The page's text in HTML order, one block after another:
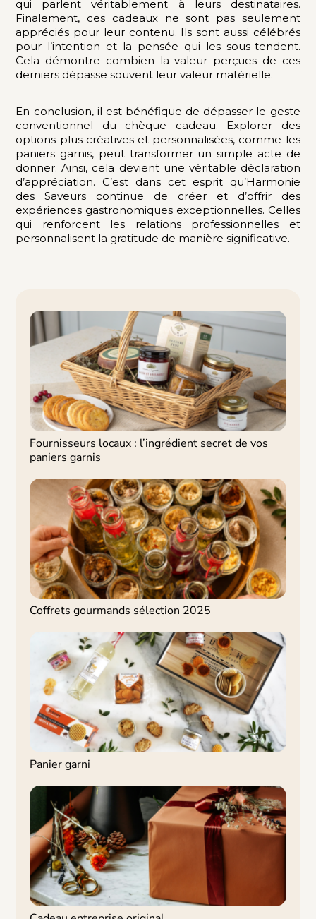
qui parlent véritablement à leurs destinataires.
Finalement, ces cadeaux ne sont pas seulement
appréciés pour leur contenu. Ils sont aussi célébrés
pour l’intention et la pensée qui les sous-tendent.
Cela démontre combien la valeur perçues de ces
derniers dépasse souvent leur valeur matérielle.
En conclusion, il est bénéfique de dépasser le geste
conventionnel du chèque cadeau. Explorer des
options plus créatives et personnalisées, comme les
paniers garnis, peut transformer un simple acte de
donner. Ainsi, cela devient une véritable déclaration
d’appréciation. C’est dans cet esprit qu’Harmonie
des Saveurs continue de créer et d’offrir des
expériences gastronomiques exceptionnelles. Celles
qui renforcent les relations professionnelles et
personnalisent la gratitude de manière significative.
Fournisseurs locaux : l’ingrédient secret de vos
paniers garnis
Coffrets gourmands sélection 2025
Panier garni